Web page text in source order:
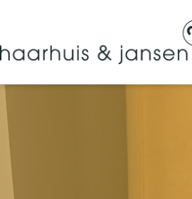
inhoud